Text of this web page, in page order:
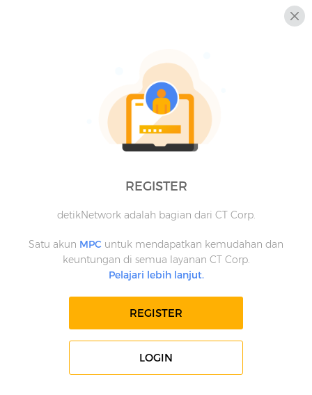
REGISTER
detikNetwork adalah bagian dari CT Corp.
Satu akun MPC untuk mendapatkan kemudahan dan
keuntungan di semua layanan CT Corp.
Pelajari lebih lanjut.
REGISTER
LOGIN